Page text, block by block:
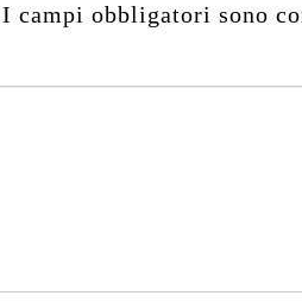
I campi obbligatori sono